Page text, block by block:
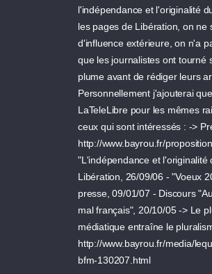
l'indépendance et l'originalité
les pages de Libération, on ne
d'influence extérieure, on n'a
que les journalistes ont tourné
plume avant de rédiger leurs
Personnellement j'ajouterai
LaTeleLibre pour les mêmes
ceux qui sont intéressés : ->
http://www.bayrou.fr/
"L'indépendance et l'originalité
Libération, 26/09/06 - "Voeux
presse, 09/01/07 - Discours
mal français", 20/10/05 -> Le
médiatique entraîne le
http://www.bayrou.fr/media/
bfm-130207.html